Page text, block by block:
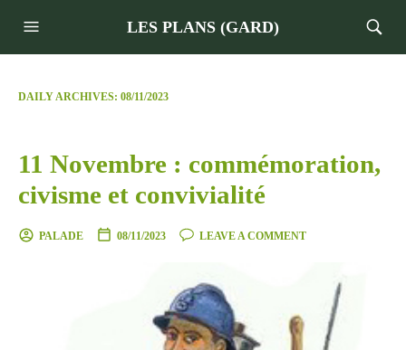
LES PLANS (GARD)
DAILY ARCHIVES: 08/11/2023
11 Novembre : commémoration,
civisme et convivialité
PALADE 08/11/2023 LEAVE A COMMENT